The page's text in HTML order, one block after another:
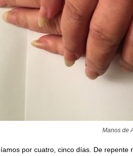
Manos de
por cuatro, cinco días. De